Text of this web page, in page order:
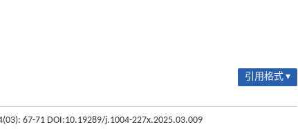
引用格式 ▾
67-71 DOI:10.19289/j.1004-227x.2025.03.009